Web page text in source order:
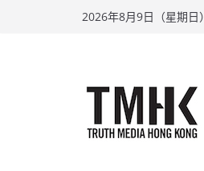
2026年8月9日（星期日）